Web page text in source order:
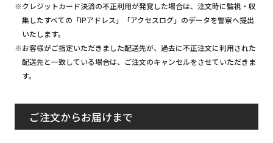
※クレジットカード決済の不正利用が発覚した場合は、注文時に監視・収
集したすべての「IPアドレス」「アクセスログ」のデータを警察へ提出
いたします。
※お客様がご指定いただきました配送先が、過去に不正注文に利用された
配送先と一致している場合は、ご注文のキャンセルをさせていただきま
す。
ご注文からお届けまで